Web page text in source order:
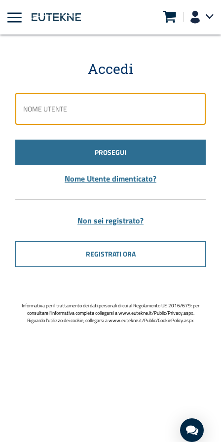
Accedi
PROSEGUI
Nome Utente dimenticato?
Non sei registrato?
REGISTRATI ORA
Informativa per il trattamento dei dati personali di cui al Regolamento UE 2016/679: per
consultare l'informativa completa collegarsi awww.eutekne.it/Public/Privacy.aspx.
Riguardo l'utilizzo dei cookie, collegarsi awww.eutekne.it/Public/CookiePolicy.aspx